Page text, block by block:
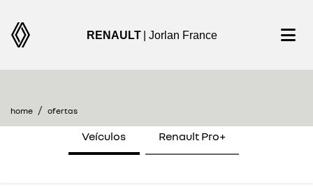
RENAULT | Jorlan France
home ofertas
Veículos Renault Pro+
encontre uma oferta